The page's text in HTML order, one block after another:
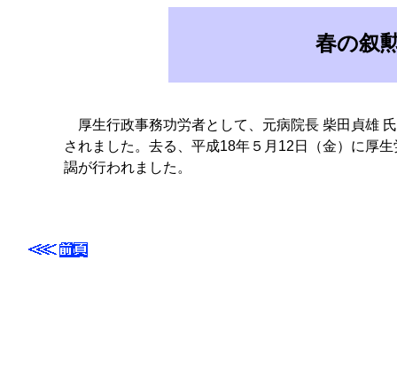
春の叙
厚生行政事務功労者として、元病院長 柴田貞雄
されました。去る、平成18年５月12日（金）に厚
謁が行われました。